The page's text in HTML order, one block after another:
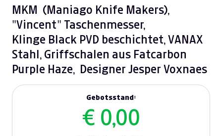
MKM (Maniago Knife Makers),
"Vincent" Taschenmesser,
Klinge Black PVD beschichtet, VANAX
Stahl, Griffschalen aus Fatcarbon
Purple Haze, Designer Jesper Voxnaes
Gebotsstand:
€ 0,00